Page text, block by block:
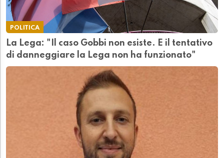
POLITICA
La Lega: "Il caso Gobbi non esiste. E il tentativo
di danneggiare la Lega non ha funzionato"